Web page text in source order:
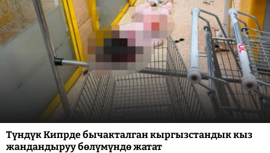
Түндүк Кипрде бычакталган кыргызстандык кыз
жандандыруу бөлүмүндө жатат